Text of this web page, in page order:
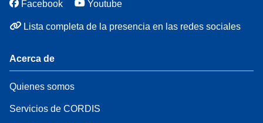
Facebook Youtube
Lista completa de la presencia en las redes sociales
Acerca de
Quienes somos
Servicios de CORDIS